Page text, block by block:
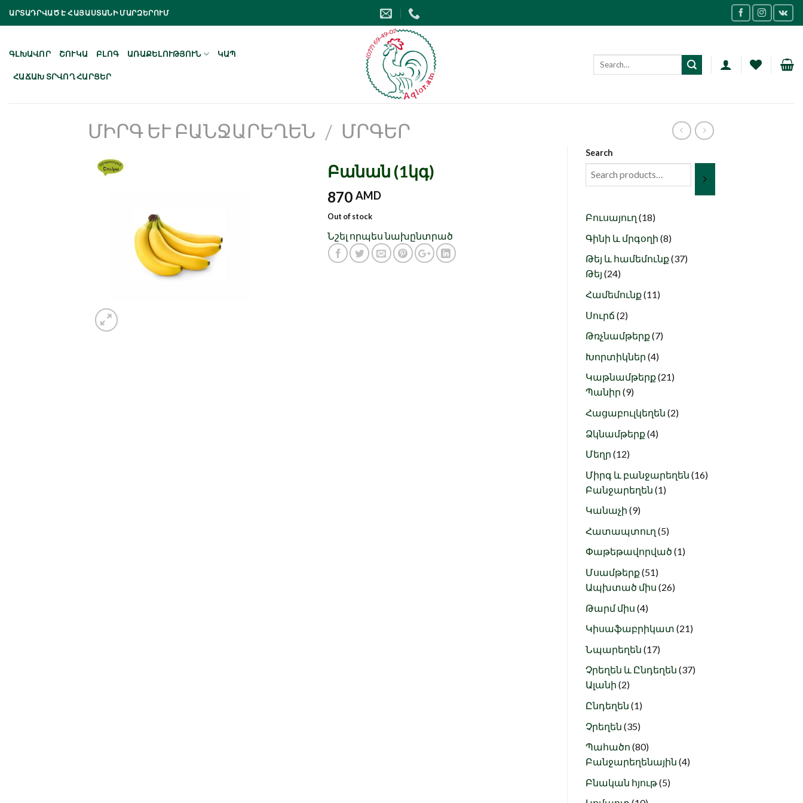
Skip
ԱՐՏԱԴՐՎԱԾ Է ՀԱՅԱՍՏԱՆԻ ՄԱՐԶԵՐՈՒՄ
ԳԼԽԱՎՈՐ ՇՈՒԿԱ ԲԼՈԳ ԱՌԱՔԵԼՈՒԹՅՈՒՆ ԿԱՊ
ՀԱՃԱԽ ՏՐՎՈՂ ՀԱՐՑԵՐ
ՄԻՐԳ ԵՒ ԲԱՆՋԱՐԵՂԵՆ / ՄՐԳԵՐ
Search
Բուսայուղ 1818
products
Գինի և մրգօղի 88
Թեյ և համեմունք 3737
Թեյ 2424
products
Համեմունք 1111
Սուրճ 22
products
Թռչնամթերք 77
Խորտիկներ 44
Կաթնամթերք 2121
Պանիր 99
products
Հացաբուլկեղեն 22
Ձկնամթերք 44
Մեղր 1212
products
Միրգ և բանջարեղեն 1616
Բանջարեղեն 11
Կանաչի 99
Հատապտուղ 55
products
Փաթեթավորված 11
Մսամթերք 5151
products
Ապխտած միս 2626
Թարմ միս 44
products
Կիսաֆաբրիկատ 2121
Նպարեղեն 1717
products
Չրեղեն և Ընդեղեն 3737
Ալանի 22
Ընդեղեն 11
Չրեղեն 3535
Պահածո 8080
products
Բանջարեղենային 44
Բնական հյութ 55
Բանան (1կգ)
870 AMD
Out of stock
Նշել որպես նախընտրած